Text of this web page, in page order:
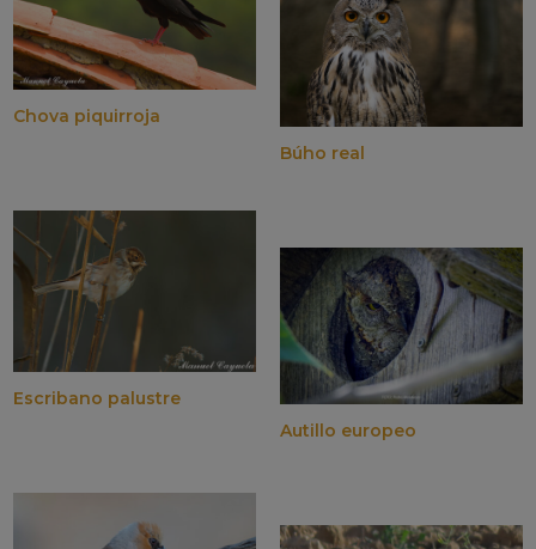
Chova piquirroja
Escribano palustre
Búho real
Autillo europeo